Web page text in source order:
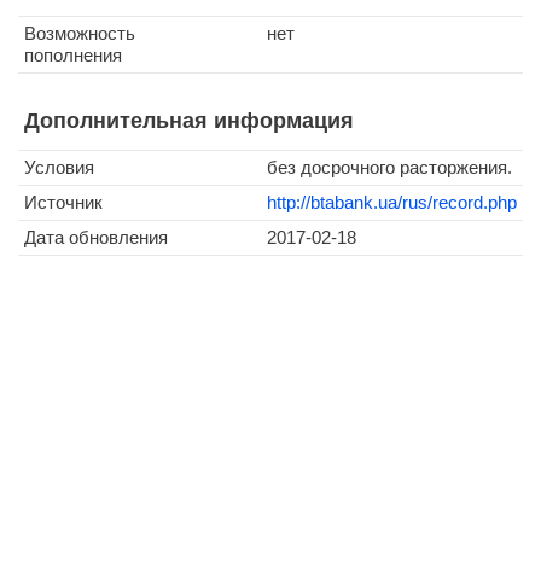
Возможность
пополнения
нет
Дополнительная информация
Условия
без досрочного расторжения.
Источник
http://btabank.ua/rus/record.php
Дата обновления
2017-02-18